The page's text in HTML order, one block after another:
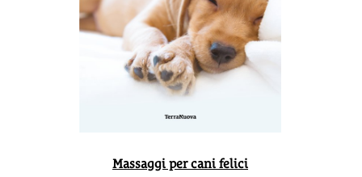
Massaggi per cani felici